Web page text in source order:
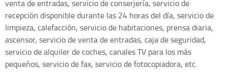
venta de entradas, servicio de conserjería, servicio de
recepción disponible durante las 24 horas del día, servicio de
limpieza, calefacción, servicio de habitaciones, prensa diaria,
ascensor, servicio de venta de entradas, caja de seguridad,
servicio de alquiler de coches, canales TV para los más
pequeños, servicio de fax, servicio de fotocopiadora, etc.